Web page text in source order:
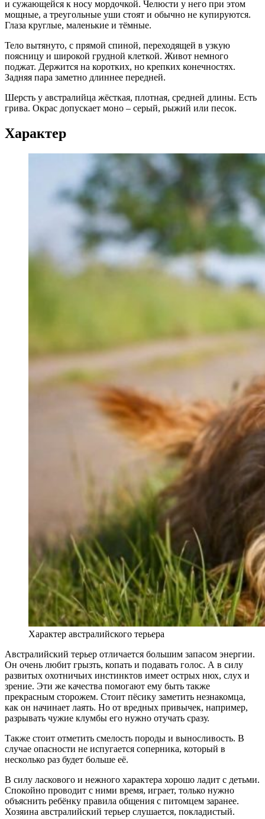
и сужающейся к носу мордочкой. Челюсти у него при этом
мощные, а треугольные уши стоят и обычно не купируются.
Глаза круглые, маленькие и тёмные.
Тело вытянуто, с прямой спиной, переходящей в узкую
поясницу и широкой грудной клеткой. Живот немного
поджат. Держится на коротких, но крепких конечностях.
Задняя пара заметно длиннее передней.
Шерсть у австралийца жёсткая, плотная, средней длины. Есть
грива. Окрас допускает моно – серый, рыжий или песок.
Характер
Характер австралийского терьера
Австралийский терьер отличается большим запасом энергии.
Он очень любит грызть, копать и подавать голос. А в силу
развитых охотничьих инстинктов имеет острых нюх, слух и
зрение. Эти же качества помогают ему быть также
прекрасным сторожем. Стоит пёсику заметить незнакомца,
как он начинает лаять. Но от вредных привычек, например,
разрывать чужие клумбы его нужно отучать сразу.
Также стоит отметить смелость породы и выносливость. В
случае опасности не испугается соперника, который в
несколько раз будет больше её.
В силу ласкового и нежного характера хорошо ладит с детьми.
Спокойно проводит с ними время, играет, только нужно
объяснить ребёнку правила общения с питомцем заранее.
Хозяина австралийский терьер слушается, покладистый.